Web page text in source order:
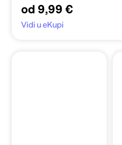
od 9,99 €
Vidi u eKupi